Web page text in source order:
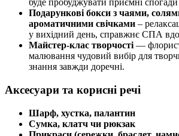
буде пробуджувати приємні
Подарункові бокси з чаями,
ароматичними свічками –
у вихідний день, справжнє СПА
Майстер-клас творчості —
малювання чудовий вибір для
знання завжди доречні.
Аксесуари та корисні речі
Шарф, хустка, палантин
Сумка, клатч чи рюкзак